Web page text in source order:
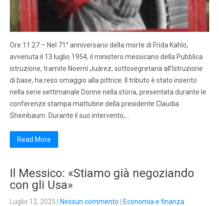
Ore 11:27 – Nel 71° anniversario della morte di Frida Kahlo,
avvenuta il 13 luglio 1954, il ministero messicano della Pubblica
istruzione, tramite Noemí Juárez, sottosegretaria all’Istruzione
di base, ha reso omaggio alla pittrice. Il tributo è stato inserito
nella serie settimanale Donne nella storia, presentata durante le
conferenze stampa mattutine della presidente Claudia
Sheinbaum. Durante il suo intervento,…
Read More
Il Messico: «Stiamo già negoziando
con gli Usa»
Luglio 12, 2025 Nessun commento Economia e finanza